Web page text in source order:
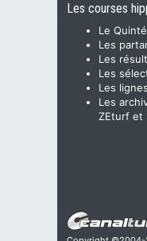
Les courses
Le
Les
Les
Les
Les
Les
ZEturf et